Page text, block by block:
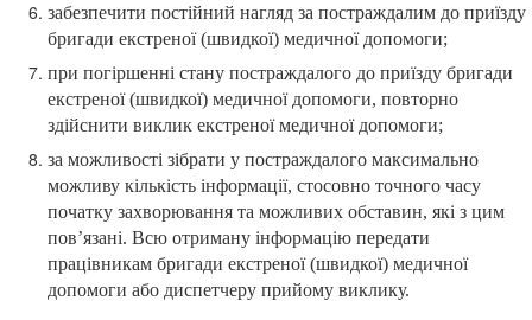
забезпечити постійний нагляд за постраждалим до приїзду
бригади екстреної (швидкої) медичної допомоги;
при погіршенні стану постраждалого до приїзду бригади
екстреної (швидкої) медичної допомоги, повторно
здійснити виклик екстреної медичної допомоги;
за можливості зібрати у постраждалого максимально
можливу кількість інформації, стосовно точного часу
початку захворювання та можливих обставин, які з цим
пов’язані. Всю отриману інформацію передати
працівникам бригади екстреної (швидкої) медичної
допомоги або диспетчеру прийому виклику.